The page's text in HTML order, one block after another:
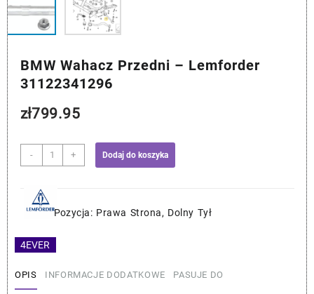
4EVER
BMW Wahacz Przedni – Lemforder
31122341296
zł799.95
-
ilość
BMW
Przedni
-
31122341296
+ Dodaj do koszyka
Pozycja: Prawa Strona, Dolny Tył
OPIS INFORMACJE DODATKOWE PASUJE DO